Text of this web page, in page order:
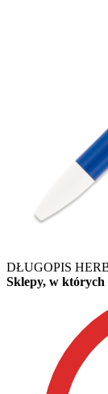
DŁUGOPIS
Sklepy, w